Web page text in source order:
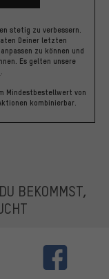
stetig zu verbessern.
Deiner letzten
zu können und
Es gelten unsere
.
Mindestbestellwert von
kombinierbar.
BEKOMMST,